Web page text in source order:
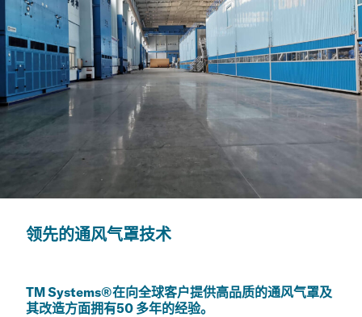
领先的通风气罩技术
TM Systems®在向全球客户提供高品质的通风气罩及
其改造方面拥有50 多年的经验。